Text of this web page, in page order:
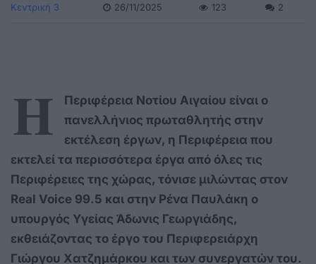
Κεντρική 3 26/11/2025 123 2
H
Περιφέρεια Νοτίου Αιγαίου είναι ο
πανελλήνιος πρωταθλητής στην
εκτέλεση έργων, η Περιφέρεια που
εκτελεί τα περισσότερα έργα από όλες τις
Περιφέρειες της χώρας, τόνισε μιλώντας στον
Real Voice 99.5 και στην Ρένα Παυλάκη ο
υπουργός Υγείας Άδωνις Γεωργιάδης,
εκθειάζοντας το έργο του Περιφερειάρχη
Γιώργου Χατζημάρκου και των συνεργατών του.